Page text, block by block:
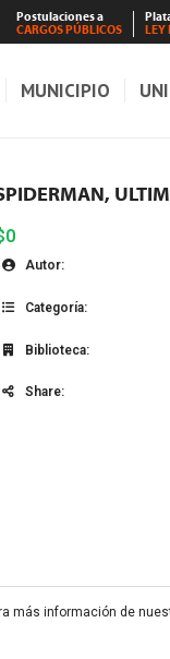
Postulaciones a
CARGOS PÚBLICOS
LEY
MUNICIPIO
Autor:
Categoría:
Biblioteca:
Share:
más información de